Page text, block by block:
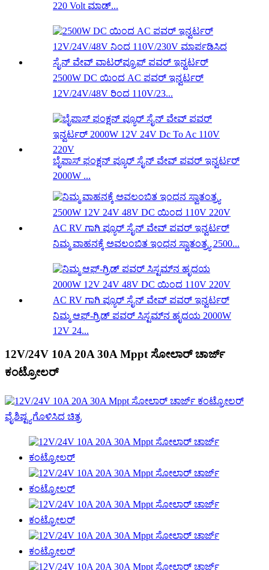
220 Volt ಮಾಡ್...
2500W DC ಯಿಂದ AC ಪವರ್ ಇನ್ವರ್ಟರ್
12V/24V/48V ರಿಂದ 110V/23...
ಬೈಪಾಸ್ ಫಂಕ್ಷನ್ ಪ್ಯೂರ್ ಸೈನ್ ವೇವ್ ಪವರ್ ಇನ್ವರ್ಟರ್
2000W ...
ನಿಮ್ಮ ವಾಹನಕ್ಕೆ ಅವಲಂಬಿತ ಇಂಧನ ಸ್ವಾತಂತ್ರ್ಯ 2500...
ನಿಮ್ಮ ಆಫ್-ಗ್ರಿಡ್ ಪವರ್ ಸಿಸ್ಟಮ್‌ನ ಹೃದಯ 2000W
12V 24...
12V/24V 10A 20A 30A Mppt ಸೋಲಾರ್ ಚಾರ್ಜ್
ಕಂಟ್ರೋಲರ್